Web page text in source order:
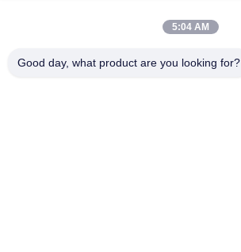
5:04 AM
Good day, what product are you looking for?